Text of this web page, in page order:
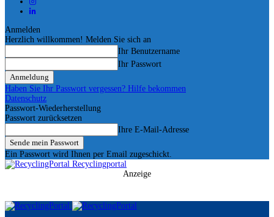
Anmelden
Herzlich willkommen! Melden Sie sich an
Ihr Benutzername
Ihr Passwort
Haben Sie Ihr Passwort vergessen? Hilfe bekommen
Datenschutz
Passwort-Wiederherstellung
Passwort zurücksetzen
Ihre E-Mail-Adresse
Ein Passwort wird Ihnen per Email zugeschickt.
Recyclingportal
Anzeige